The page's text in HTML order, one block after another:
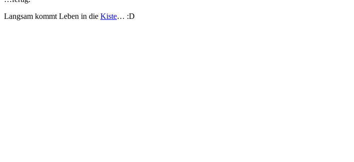
Langsam kommt Leben in die Kiste… :D